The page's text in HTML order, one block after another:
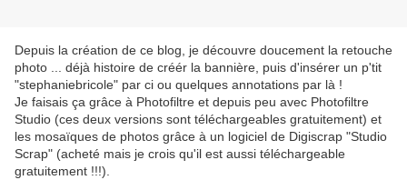
Depuis la création de ce blog, je découvre doucement la retouche
photo ... déjà histoire de créér la bannière, puis d'insérer un p'tit
"stephaniebricole" par ci ou quelques annotations par là !
Je faisais ça grâce à Photofiltre et depuis peu avec Photofiltre
Studio (ces deux versions sont téléchargeables gratuitement) et
les mosaïques de photos grâce à un logiciel de Digiscrap "Studio
Scrap" (acheté mais je crois qu'il est aussi téléchargeable
gratuitement !!!).